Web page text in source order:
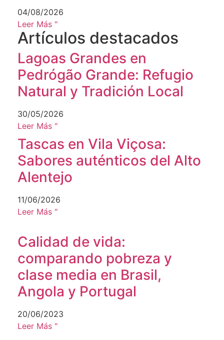
04/08/2026
Leer Más "
Artículos destacados
Lagoas Grandes en
Pedrógão Grande: Refugio
Natural y Tradición Local
30/05/2026
Leer Más "
Tascas en Vila Viçosa:
Sabores auténticos del Alto
Alentejo
11/06/2026
Leer Más "
Calidad de vida:
comparando pobreza y
clase media en Brasil,
Angola y Portugal
20/06/2023
Leer Más "